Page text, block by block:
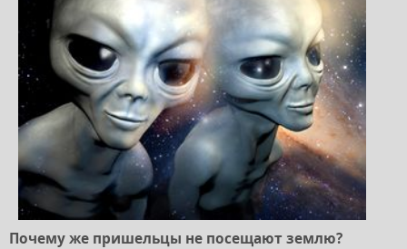
Почему же пришельцы не посещают землю?